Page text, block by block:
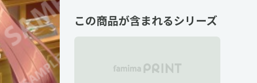
この商品が含まれるシリーズ